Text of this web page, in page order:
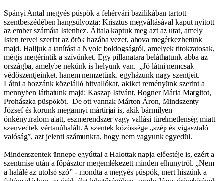
Spányi Antal megyés püspök a fehérvári bazilikában tartott
szentbeszédében hangsúlyozta: Krisztus megváltásával kaput nyitott
az ember számára Istenhez. Általa kaptuk meg azt az utat, amely
Isten tervei szerint az örök hazába vezet, ahova megérkezhetünk
majd. Halljuk a tanítást a Nyolc boldogságról, amelyek titokzatosak,
mégis megérintik a szívünket. Egy pillanatara beláthatunk abba az
országba, amelybe nekünk is helyünk van. „Jó látni nemcsak
védőszentjeinket, hanem nemzetünk, egyházunk nagy szentjeit.
Látni a hozzánk közelálló hitvallókat, akiket reményünk szerint a
mennyben láthatunk majd: Kaszap Istvánt, Bogner Mária Margitot,
Prohászka püspököt. De ott vannak Márton Áron, Mindszenty
József és korunk megannyi mártírjai is, akik bármilyen
önkényuralom alatt, eszmerendszer vagy vallási türelmetlenség miatt
szenvedtek vértanúhalált. A szentek közössége „szép és vigasztaló
valóság”, azt jelenti számunkra, hogy nem vagyunk egyedül.
Mindenszentek ünnepe egyúttal a Halottak napja előestéje is, ezért a
szentmise után a főpásztor megemlékezett minden elhunytról. „Nem
a halálé az utolsó szó” - mondta a megyés püspök, mert hiszünk a